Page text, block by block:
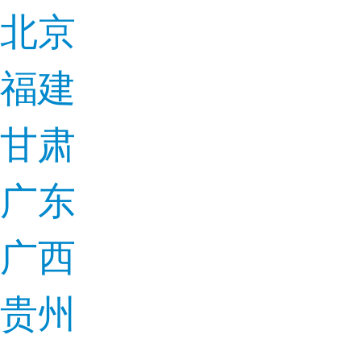
北京
福建
甘肃
广东
广西
贵州